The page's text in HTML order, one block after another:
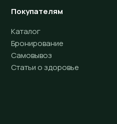
Покупателям
Каталог
Бронирование
Самовывоз
Статьи о здоровье